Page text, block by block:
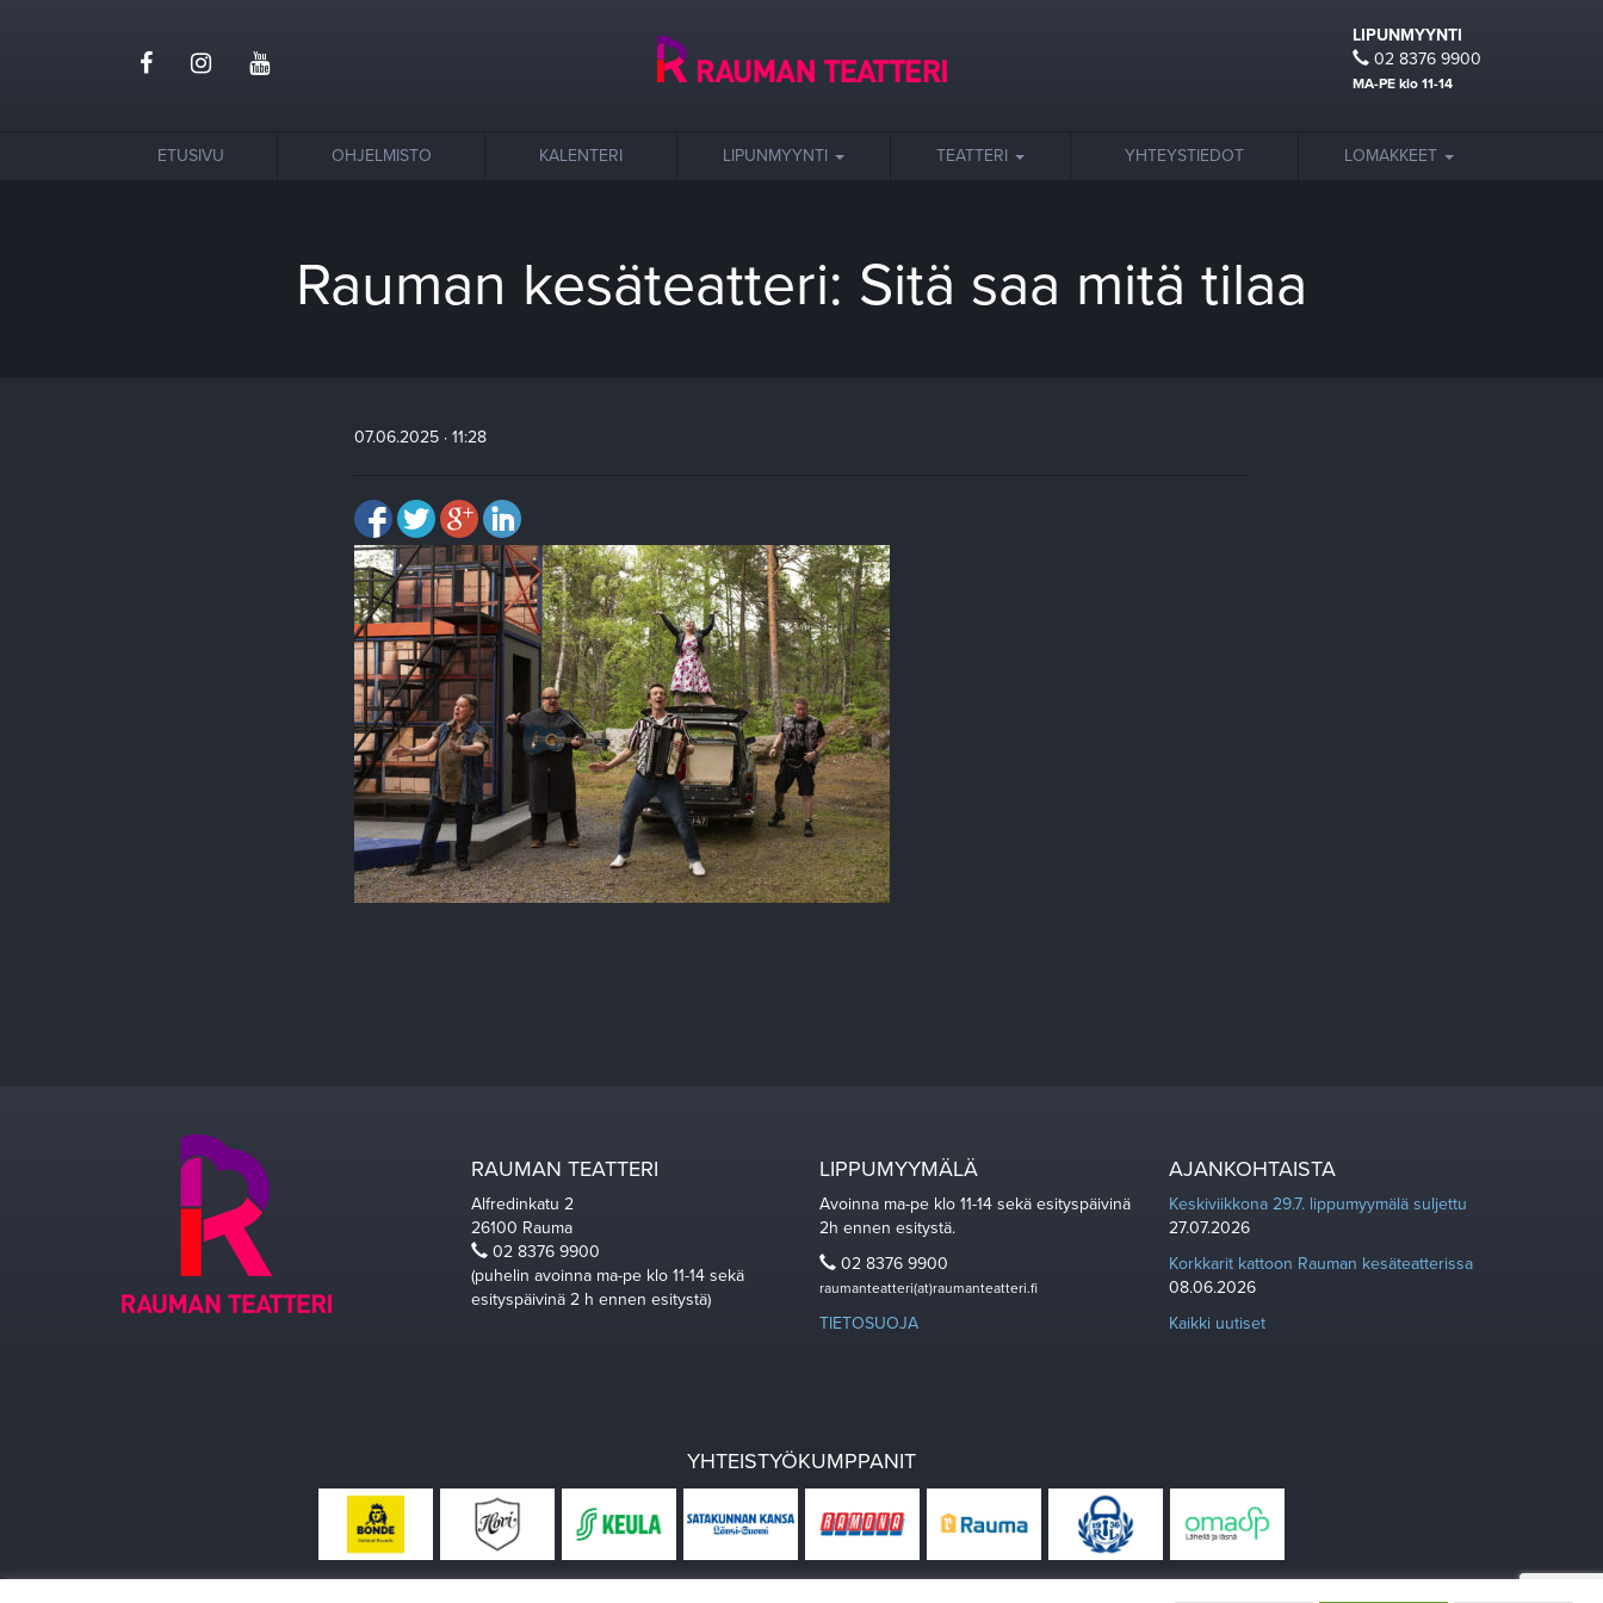
LIPUNMYYNTI
02 8376 9900
MA-PE klo 11-14
ETUSIVU OHJELMISTO KALENTERI LIPUNMYYNTI TEATTERI YHTEYSTIEDOT LOMAKKEET
Rauman kesäteatteri: Sitä saa mitä tilaa
07.06.2025 · 11:28
RAUMAN TEATTERI
Alfredinkatu 2
26100 Rauma
02 8376 9900
(puhelin avoinna ma-pe klo 11-14 sekä
esityspäivinä 2 h ennen esitystä)
LIPPUMYYMÄLÄ
Avoinna ma-pe klo 11-14 sekä esityspäivinä
2h ennen esitystä.
02 8376 9900
raumanteatteri(at)raumanteatteri.fi
TIETOSUOJA
AJANKOHTAISTA
Keskiviikkona 29.7. lippumyymälä suljettu
27.07.2026
Korkkarit kattoon Rauman kesäteatterissa
08.06.2026
Kaikki uutiset
YHTEISTYÖKUMPPANIT